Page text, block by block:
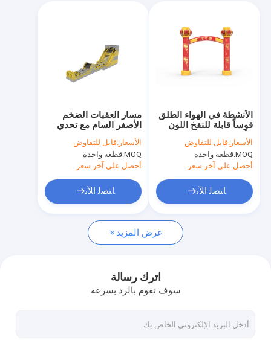
المنتجات
حولنا
أخبار
الحالات
منزلقات قابلة للنفخ
منزلقات مائية قابلة للنفخ
مسار العقبات الضخم
الأصفر السام مع تحدي
الأسعار:قابل للتفاوض
MOQ: قطعة واحدة
أحصل على آخر سعر
ﺎﺘﺼﻟ ﺍﻶﻧ
الأنشطة في الهواء الطلق
قوساً قابلة للنفخ اللون
الجديد الصيني
الأسعار:قابل للتفاوض
MOQ: قطعة واحدة
أحصل على آخر سعر
ﺎﺘﺼﻟ ﺍﻶﻧ
عرض المزيد
اترك رسالة
سوف نقوم بالرد بسرعة